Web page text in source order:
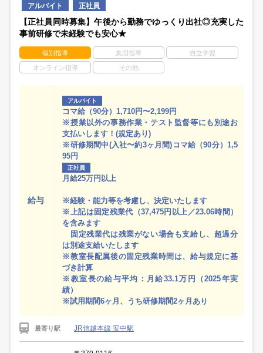
アルバイト 正社員
【正社員同時募集】午後から勤務でゆっくり出社◎充実した
事前研修で未経験でも安心★
個別指導 集団指導 自立学習
オンライン指導 その他
給与
アルバイト
コマ給（90分）1,710円〜2,199円
※授業以外の事務作業・テスト監督等にも別途お
支払いします！(規定あり)
※研修期間中(入社〜約3ヶ月間)コマ給（90分）1,5
95円
正社員
月給25万円以上
※経験・能力等を考慮し、決定いたします
※上記は固定残業代（37,475円以上／23.06時間）
を含みます
固定残業代は残業がない場合も支給し、超過分
は別途支給いたします
※教室長配属後の固定残業時間は、給与規定に基
づき計算
※教室長の給与平均：月給33.1万円（2025年実
績）
※試用期間6ヶ月、うち研修期間2ヶ月あり
最寄り駅 JR信越本線 安中駅